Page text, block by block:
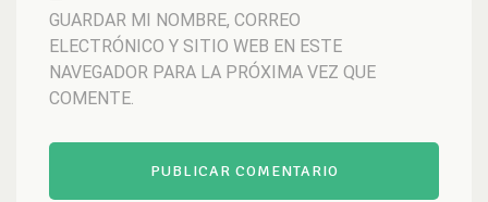
GUARDAR MI NOMBRE, CORREO
ELECTRÓNICO Y SITIO WEB EN ESTE
NAVEGADOR PARA LA PRÓXIMA VEZ QUE
COMENTE.